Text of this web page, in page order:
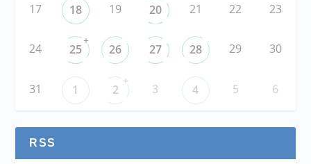
17 18 19 20 21 22 23
24 25
+
26 27 28 29 30
31 1 2
+
3 4 5 6
RSS